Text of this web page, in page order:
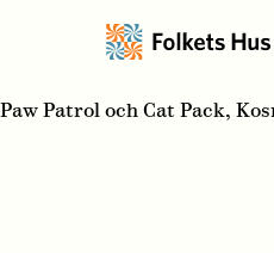
Paw Patrol och Cat Pack,